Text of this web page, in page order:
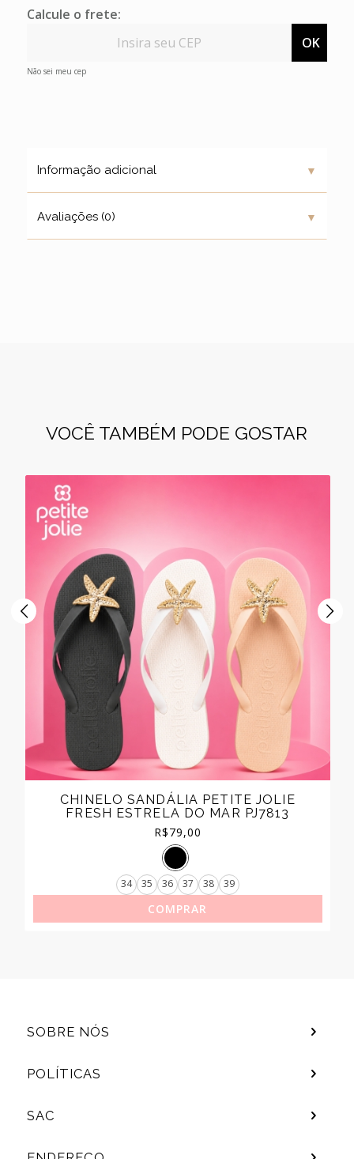
Calcule o frete:
OK
Não sei meu cep
Informação adicional ▼
Avaliações (0) ▼
VOCÊ TAMBÉM PODE GOSTAR
CHINELO SANDÁLIA PETITE JOLIE
FRESH ESTRELA DO MAR PJ7813
R$79,00
34 35 36 37 38 39
COMPRAR
SOBRE NÓS
POLÍTICAS
SAC